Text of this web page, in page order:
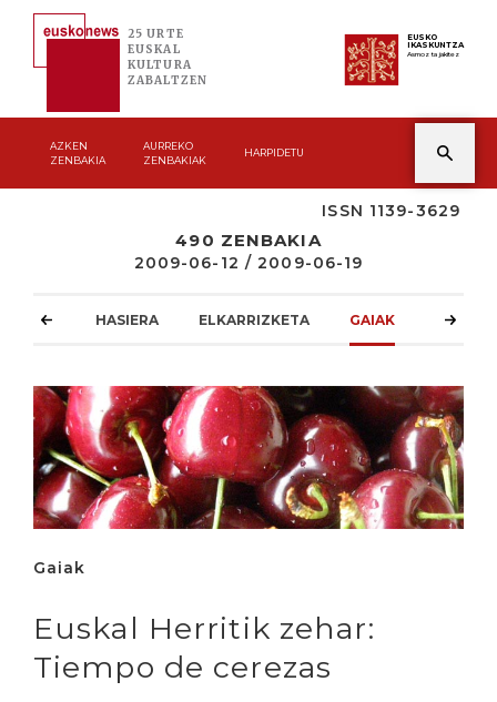
25 URTE
EUSKAL
KULTURA
ZABALTZEN
EUSKO
IKASKUNTZA
Asmoz ta jakitez
AZKEN
ZENBAKIA
AURREKO
ZENBAKIAK
HARPIDETU
ISSN 1139-3629
490 ZENBAKIA
2009-06-12 / 2009-06-19
HASIERA ELKARRIZKETA GAIAK
Gaiak
Euskal Herritik zehar:
Tiempo de cerezas